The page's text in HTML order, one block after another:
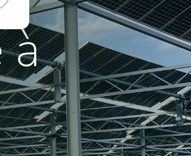
vos prairies et améliorez le bien-être
dynamique, tout en produisant une
vos pâtures
producteurs d'énergie
producteur d'énergie renouvelable et
agrivoltaïque ? Sun'Agri met son
et technologique au service de vos
Je découvre la
à